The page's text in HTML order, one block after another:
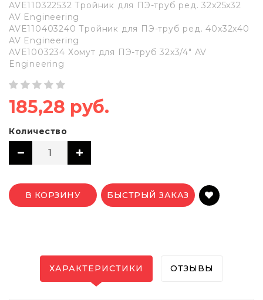
AVE110322532 Тройник для ПЭ-труб ред. 32x25x32
AV Engineering
AVE110403240 Тройник для ПЭ-труб ред. 40x32x40
AV Engineering
AVE1003234 Хомут для ПЭ-труб 32x3/4" AV
Engineering
185,28 руб.
Количество
В КОРЗИНУ БЫСТРЫЙ ЗАКАЗ
ХАРАКТЕРИСТИКИ ОТЗЫВЫ